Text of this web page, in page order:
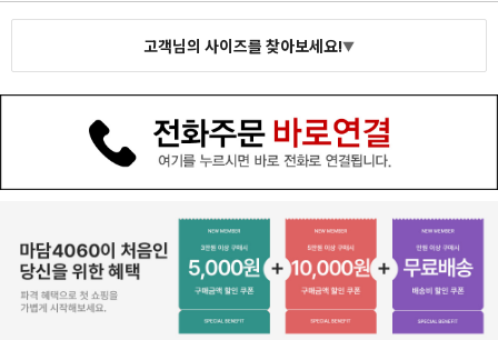
고객님의 사이즈를 찾아보세요!▼